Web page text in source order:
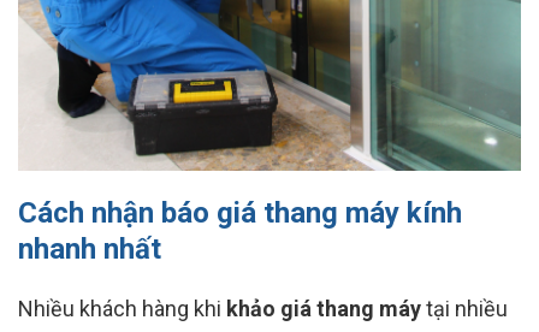
Cách nhận báo giá thang máy kính
nhanh nhất
Nhiều khách hàng khi khảo giá thang máytại nhiều